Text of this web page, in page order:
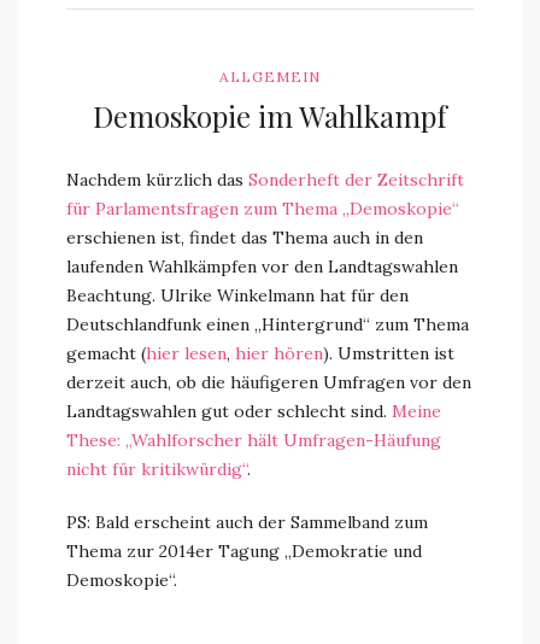
ALLGEMEIN
Demoskopie im Wahlkampf
Nachdem kürzlich das Sonderheft der Zeitschrift
für Parlamentsfragen zum Thema „Demoskopie“
erschienen ist, findet das Thema auch in den
laufenden Wahlkämpfen vor den Landtagswahlen
Beachtung. Ulrike Winkelmann hat für den
Deutschlandfunk einen „Hintergrund“ zum Thema
gemacht (hier lesen, hier hören). Umstritten ist
derzeit auch, ob die häufigeren Umfragen vor den
Landtagswahlen gut oder schlecht sind. Meine
These: „Wahlforscher hält Umfragen-Häufung
nicht für kritikwürdig“.
PS: Bald erscheint auch der Sammelband zum
Thema zur 2014er Tagung „Demokratie und
Demoskopie“.